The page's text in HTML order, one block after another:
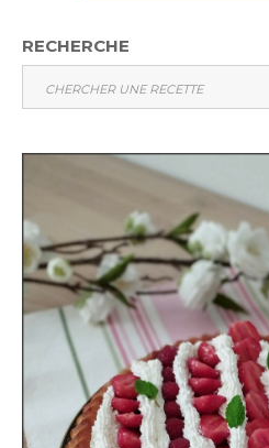
RECHERCHE